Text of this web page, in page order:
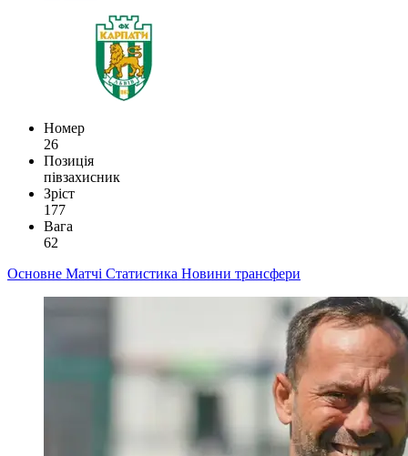
Номер
26
Позиція
півзахисник
Зріст
177
Вага
62
Основне Матчі Статистика Новини трансфери